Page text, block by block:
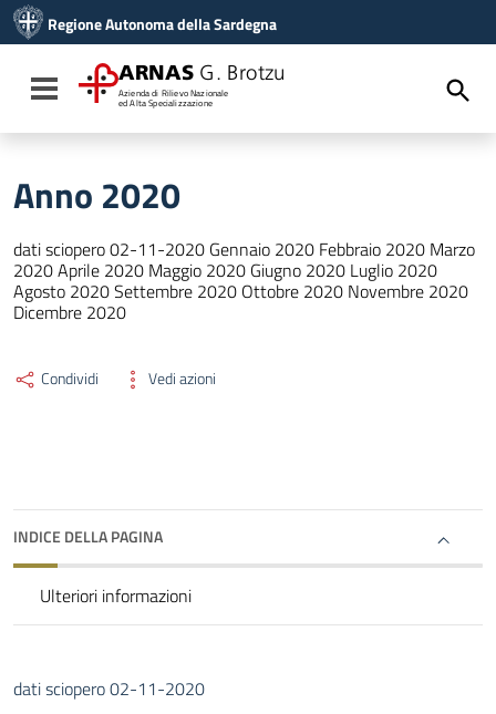
Vai al menu di navigazione
Vai al footer
Regione Autonoma della Sardegna
Toggle navigation
ARNAS G. Brotzu
Azienda di Rilievo Nazionale
ed Alta Specializzazione
Anno 2020
dati sciopero 02-11-2020 Gennaio 2020 Febbraio 2020 Marzo
2020 Aprile 2020 Maggio 2020 Giugno 2020 Luglio 2020
Agosto 2020 Settembre 2020 Ottobre 2020 Novembre 2020
Dicembre 2020
Condividi Vedi azioni
INDICE DELLA PAGINA
Ulteriori informazioni
dati sciopero 02-11-2020